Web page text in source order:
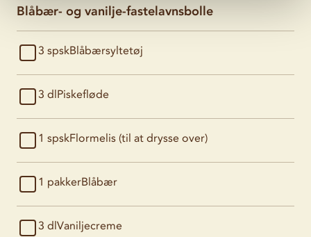
Blåbær- og vanilje-fastelavnsbolle
3 spskBlåbærsyltetøj
3 dlPiskefløde
1 spskFlormelis (til at drysse over)
1 pakkerBlåbær
3 dlVaniljecreme